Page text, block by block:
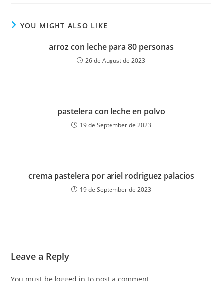
YOU MIGHT ALSO LIKE
arroz con leche para 80 personas
26 de August de 2023
pastelera con leche en polvo
19 de September de 2023
crema pastelera por ariel rodriguez palacios
19 de September de 2023
Leave a Reply
You must be logged in to post a comment.